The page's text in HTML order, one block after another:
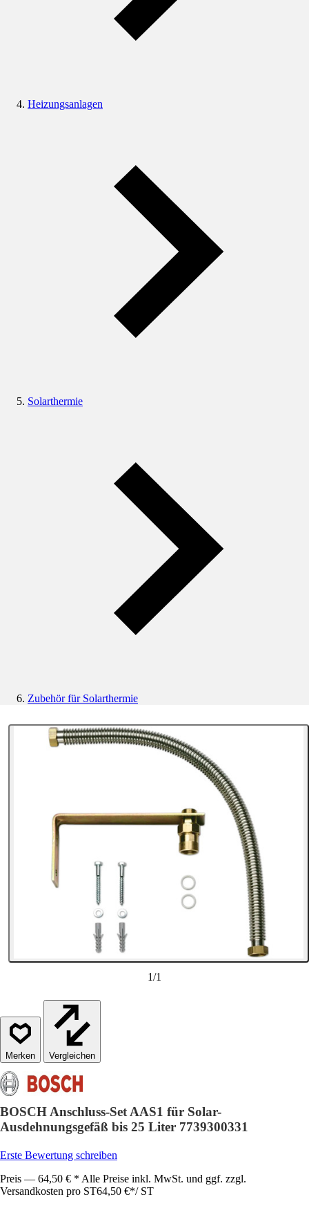
Heizungsanlagen
Solarthermie
Zubehör für Solarthermie
1/1
Vergleichen
BOSCH Anschluss-Set AAS1 für Solar-
Ausdehnungsgefäß bis 25 Liter 7739300331
Erste Bewertung schreiben
Preis — 64,50 € * Alle Preise inkl. MwSt. und ggf. zzgl.
Versandkosten pro ST64,50 €*/ ST